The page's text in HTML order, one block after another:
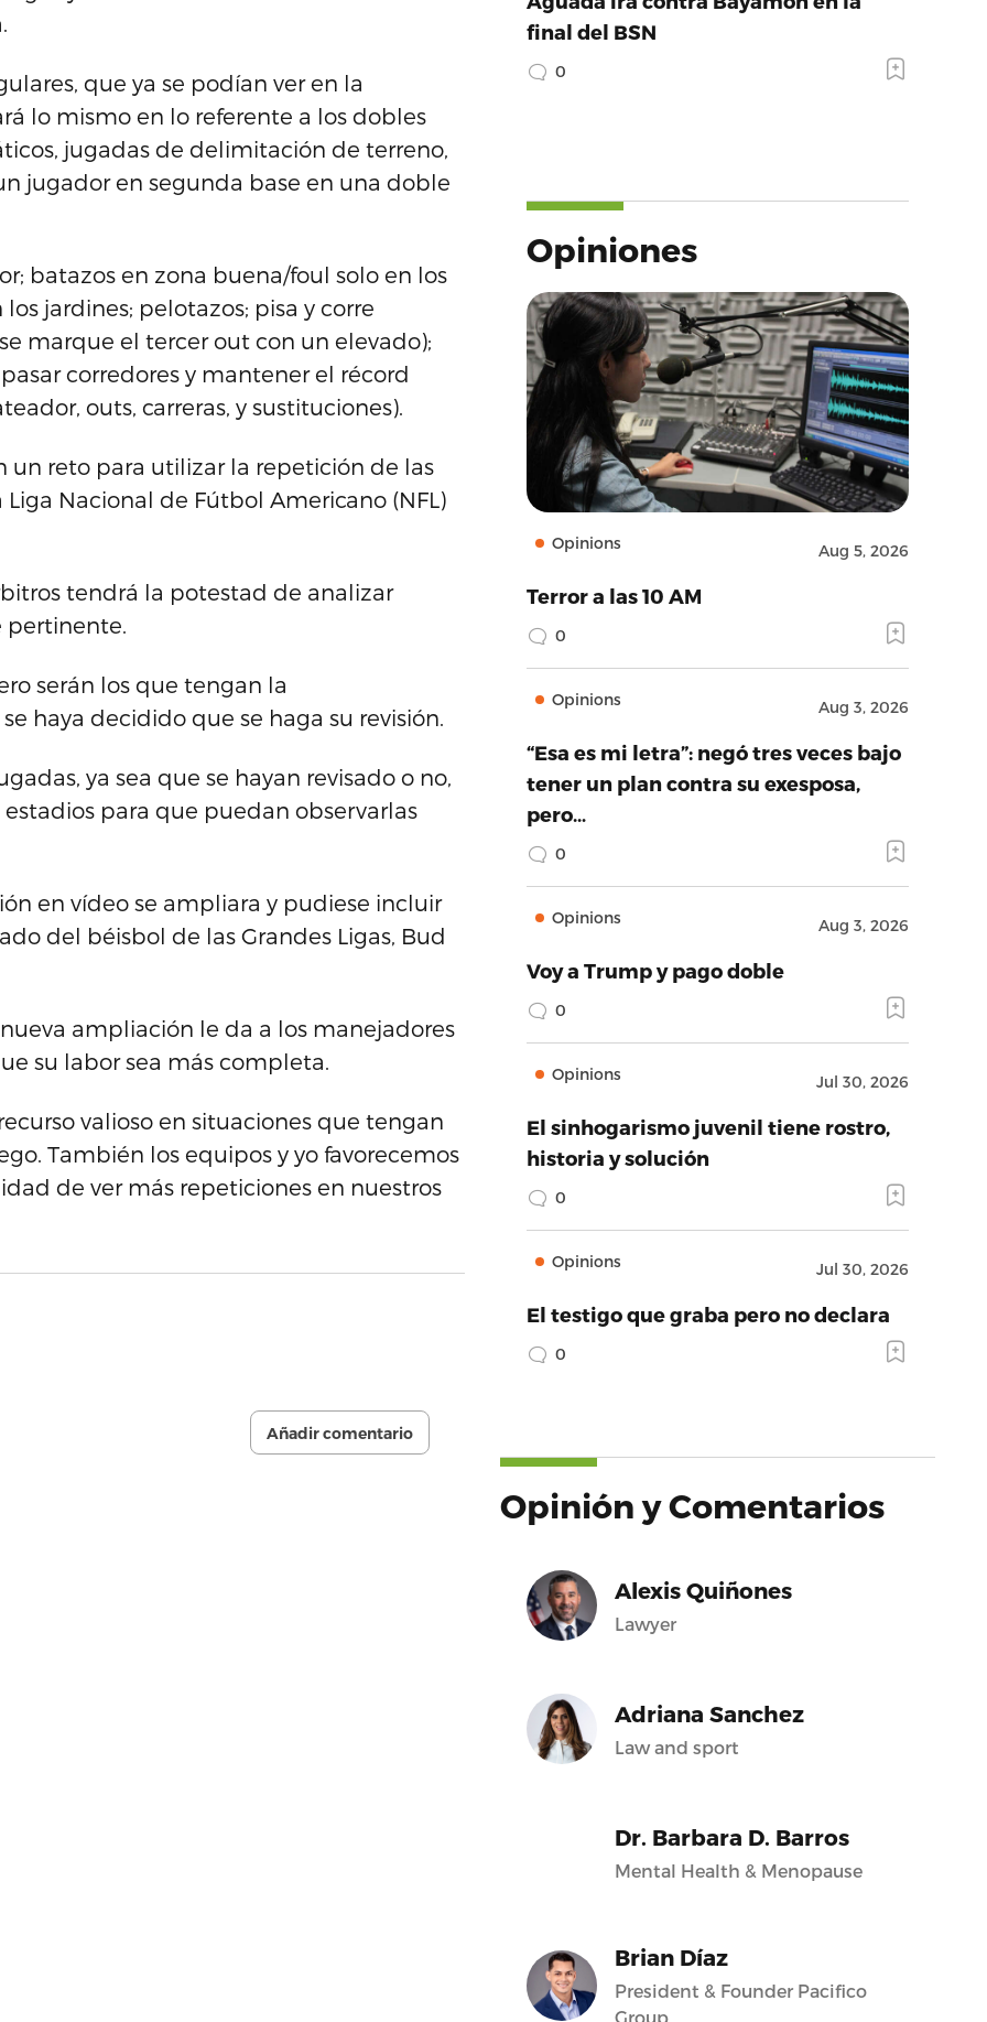
que ya se podían ver en la
lo mismo en lo referente a los dobles
jugadas de delimitación de terreno,
jugador en segunda base en una doble
batazos en zona buena/foul solo en los
jardines; pelotazos; pisa y corre
marque el tercer out con un elevado);
corredores y mantener el récord
outs, carreras, y sustituciones).
un reto para utilizar la repetición de las
Nacional de Fútbol Americano (NFL)
tendrá la potestad de analizar
pertinente.
serán los que tengan la
haya decidido que se haga su revisión.
ya sea que se hayan revisado o no,
para que puedan observarlas
en vídeo se ampliara y pudiese incluir
del béisbol de las Grandes Ligas, Bud
ampliación le da a los manejadores
su labor sea más completa.
valioso en situaciones que tengan
También los equipos y yo favorecemos
de ver más repeticiones en nuestros
Añadir comentario
final del BSN
0
Opiniones
Opinions Aug 5, 2026
Terror a las 10 AM
0
Opinions Aug 3, 2026
“Esa es mi letra”: negó tres veces bajo
tener un plan contra su exesposa,
pero…
0
Opinions Aug 3, 2026
Voy a Trump y pago doble
0
Opinions Jul 30, 2026
El sinhogarismo juvenil tiene rostro,
historia y solución
0
Opinions Jul 30, 2026
El testigo que graba pero no declara
0
Opinión y Comentarios
Alexis Quiñones
Lawyer
Adriana Sanchez
Law and sport
Dr. Barbara D. Barros
Mental Health & Menopause
Brian Díaz
President & Founder Pacifico
Group